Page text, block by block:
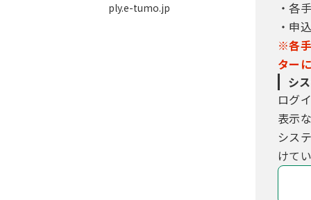
ply.e-tumo.jp
・各
・申
※各
ター
シ
ログ
表示な
シス
けて